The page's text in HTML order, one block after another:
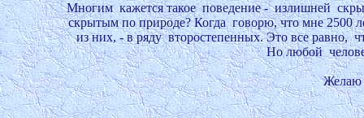
Многим  кажется такое  поведение -  излишней
скрытым по природе? Когда  говорю, что мне 2500
из них, - в ряду  второстепенных. Это все равно,
Но любой